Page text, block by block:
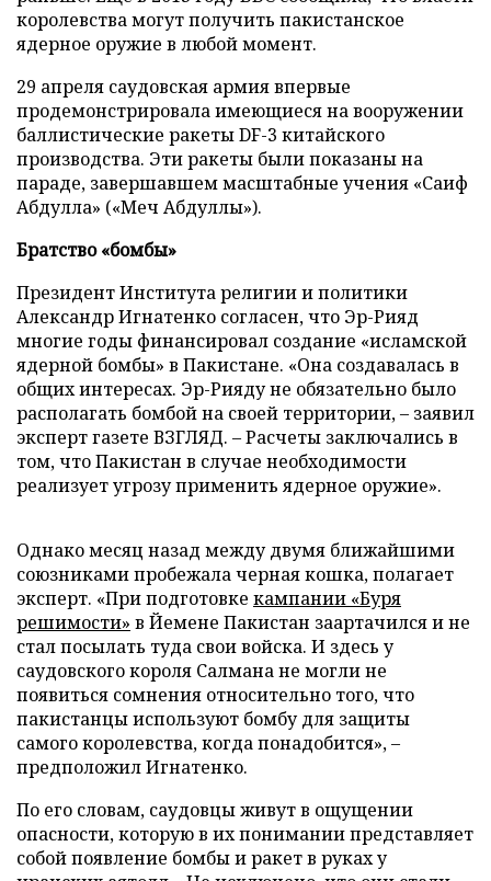
королевства могут получить пакистанское
ядерное оружие в любой момент.
29 апреля саудовская армия впервые
продемонстрировала имеющиеся на вооружении
баллистические ракеты DF-3 китайского
производства. Эти ракеты были показаны на
параде, завершавшем масштабные учения «Саиф
Абдулла» («Меч Абдуллы»).
Братство «бомбы»
Президент Института религии и политики
Александр Игнатенко согласен, что Эр-Рияд
многие годы финансировал создание «исламской
ядерной бомбы» в Пакистане. «Она создавалась в
общих интересах. Эр-Рияду не обязательно было
располагать бомбой на своей территории, – заявил
эксперт газете ВЗГЛЯД. – Расчеты заключались в
том, что Пакистан в случае необходимости
реализует угрозу применить ядерное оружие».
Однако месяц назад между двумя ближайшими
союзниками пробежала черная кошка, полагает
эксперт. «При подготовке кампании «Буря
решимости» в Йемене Пакистан заартачился и не
стал посылать туда свои войска. И здесь у
саудовского короля Салмана не могли не
появиться сомнения относительно того, что
пакистанцы используют бомбу для защиты
самого королевства, когда понадобится», –
предположил Игнатенко.
По его словам, саудовцы живут в ощущении
опасности, которую в их понимании представляет
собой появление бомбы и ракет в руках у